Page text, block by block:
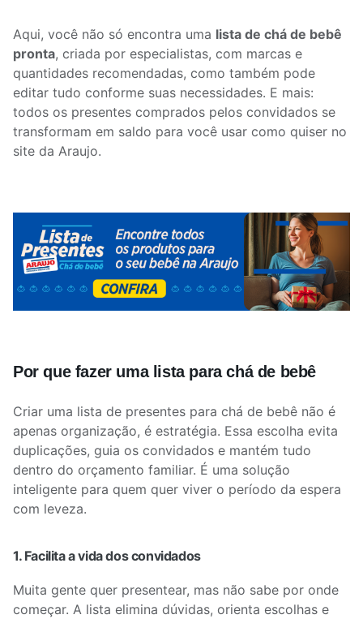
Aqui, você não só encontra uma lista de chá de bebê
pronta, criada por especialistas, com marcas e
quantidades recomendadas, como também pode
editar tudo conforme suas necessidades. E mais:
todos os presentes comprados pelos convidados se
transformam em saldo para você usar como quiser no
site da Araujo.
Por que fazer uma lista para chá de bebê
Criar uma lista de presentes para chá de bebê não é
apenas organização, é estratégia. Essa escolha evita
duplicações, guia os convidados e mantém tudo
dentro do orçamento familiar. É uma solução
inteligente para quem quer viver o período da espera
com leveza.
1. Facilita a vida dos convidados
Muita gente quer presentear, mas não sabe por onde
começar. A lista elimina dúvidas, orienta escolhas e